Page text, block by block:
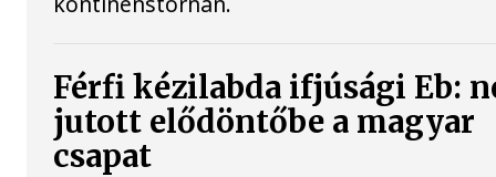
Férfi kézilabda ifjúsági Eb:
jutott elődöntőbe a magyar
csapat